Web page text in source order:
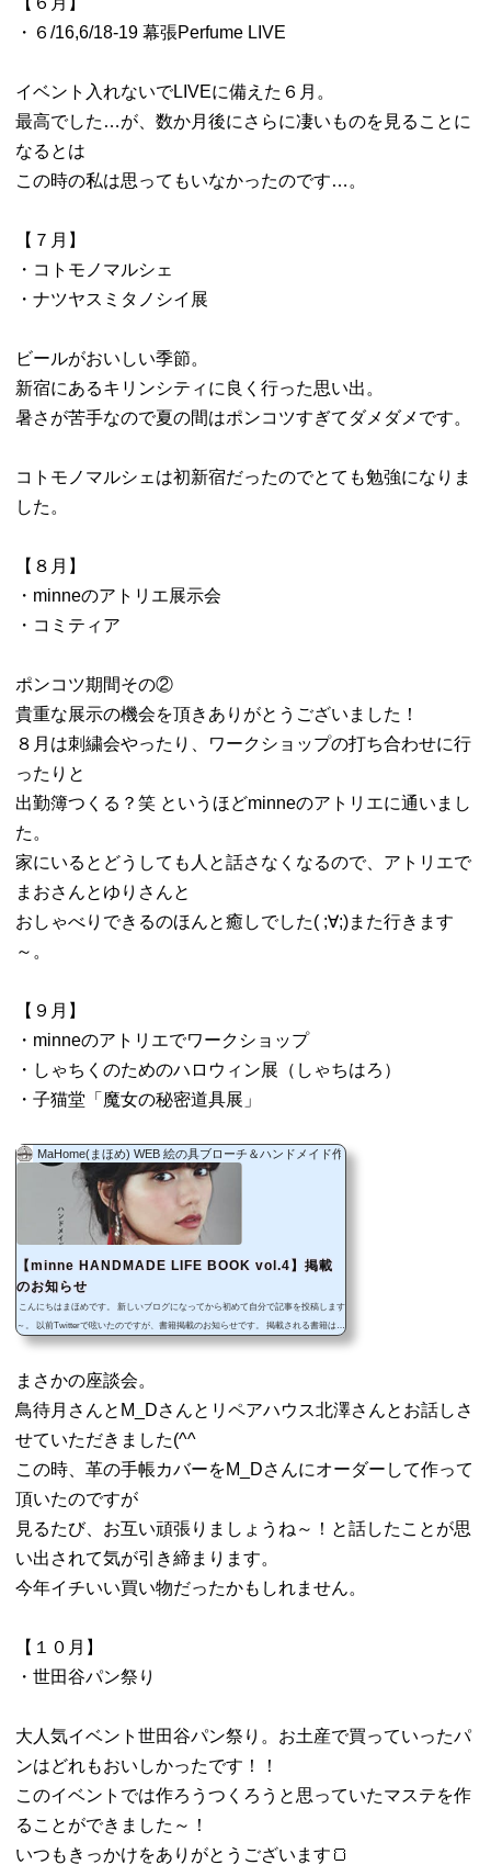
・６/16,6/18-19 幕張Perfume LIVE
イベント入れないでLIVEに備えた６月。
最高でした…が、数か月後にさらに凄いものを見ることに
なるとは
この時の私は思ってもいなかったのです…。
【７月】
・コトモノマルシェ
・ナツヤスミタノシイ展
ビールがおいしい季節。
新宿にあるキリンシティに良く行った思い出。
暑さが苦手なので夏の間はポンコツすぎてダメダメです。
コトモノマルシェは初新宿だったのでとても勉強になりま
した。
【８月】
・minneのアトリエ展示会
・コミティア
ポンコツ期間その②
貴重な展示の機会を頂きありがとうございました！
８月は刺繍会やったり、ワークショップの打ち合わせに行
ったりと
出勤簿つくる？笑 というほどminneのアトリエに通いまし
た。
家にいるとどうしても人と話さなくなるので、アトリエで
まおさんとゆりさんと
おしゃべりできるのほんと癒しでした( ;∀;)また行きます
～。
【９月】
・minneのアトリエでワークショップ
・しゃちくのためのハロウィン展（しゃちはろ）
・子猫堂「魔女の秘密道具展」
MaHome(まほめ) WEB 絵の具ブローチ＆ハンドメイド作品
【minne HANDMADE LIFE BOOK vol.4】掲載
のお知らせ
こんにちはまほめです。 新しいブログになってから初めて自分で記事を投稿します
～。 以前Twitterで呟いたのですが、書籍掲載のお知らせです。 掲載される書籍は20
16/9/26（月）発売のこちら。 minne HANDMADE LIFE BOOK vol.4 (レディブティッ
です(^^)/ とある企画のページと、座談会に呼んでいただいたのでその時の様子が記
事になっています。一体何の座談会で誰と話しているのか…！？誰のブローチをつ
けて座談会に行った...
まさかの座談会。
鳥待月さんとM_Dさんとリペアハウス北澤さんとお話しさ
せていただきました(^^
この時、革の手帳カバーをM_Dさんにオーダーして作って
頂いたのですが
見るたび、お互い頑張りましょうね～！と話したことが思
い出されて気が引き締まります。
今年イチいい買い物だったかもしれません。
【１０月】
・世田谷パン祭り
大人気イベント世田谷パン祭り。お土産で買っていったパ
ンはどれもおいしかったです！！
このイベントでは作ろうつくろうと思っていたマステを作
ることができました～！
いつもきっかけをありがとうございます🍞